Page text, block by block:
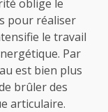
oblige le
pour réaliser
le travail
Par
est bien plus
brûler des
articulaire.